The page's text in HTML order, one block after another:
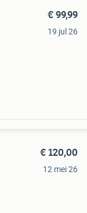
€ 99,99
19 jul 26
€ 120,00
12 mei 26